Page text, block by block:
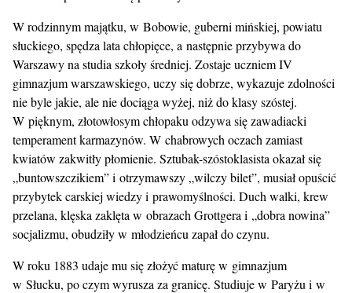
W rodzinnym majątku, w Bobowie, guberni mińskiej, powiatu
słuckiego, spędza lata chłopięce, a następnie przybywa do
Warszawy na studia szkoły średniej. Zostaje uczniem IV
gimnazjum warszawskiego, uczy się dobrze, wykazuje zdolności
nie byle jakie, ale nie dociąga wyżej, niż do klasy szóstej.
W pięknym, złotowłosym chłopaku odzywa się zawadiacki
temperament karmazynów. W chabrowych oczach zamiast
kwiatów zakwitły płomienie. Sztubak-szóstoklasista okazał się
„buntowszczikiem” i otrzymawszy „wilczy bilet”, musiał opuścić
przybytek carskiej wiedzy i prawomyślności. Duch walki, krew
przelana, klęska zaklęta w obrazach Grottgera i „dobra nowina”
socjalizmu, obudziły w młodzieńcu zapał do czynu.
W roku 1883 udaje mu się złożyć maturę w gimnazjum
w Słucku, po czym wyrusza za granicę. Studiuje w Paryżu i w